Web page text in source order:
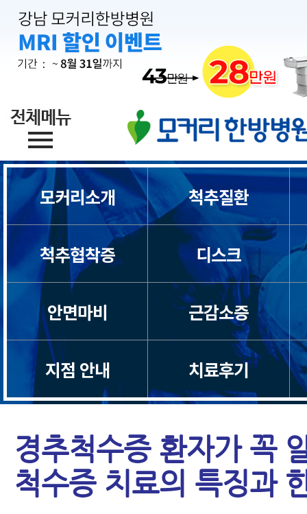
모커리소개 척추질환
척추협착증 디스크
안면마비 근감소증
지점 안내 치료후기
경추척수증 환자가 꼭
척수증 치료의 특징과
목통증
일자목/거북목